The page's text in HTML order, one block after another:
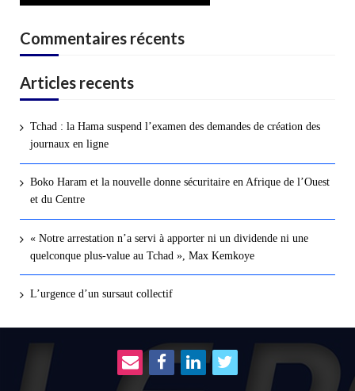
Commentaires récents
Articles recents
Tchad : la Hama suspend l’examen des demandes de création des
journaux en ligne
Boko Haram et la nouvelle donne sécuritaire en Afrique de l’Ouest
et du Centre
« Notre arrestation n’a servi à apporter ni un dividende ni une
quelconque plus-value au Tchad », Max Kemkoye
L’urgence d’un sursaut collectif